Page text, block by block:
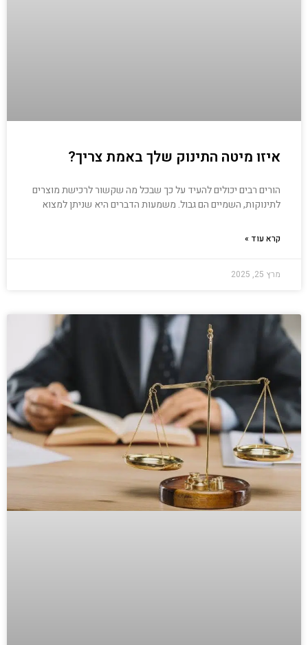
איזו מיטה התינוק שלך באמת צריך?
הורים רבים יכולים להעיד על כך שבכל מה שקשור לרכישת מוצרים
לתינוקות, השמיים הם גבול. משמעות הדברים היא שניתן למצוא
קרא עוד »
מרץ 25, 2025